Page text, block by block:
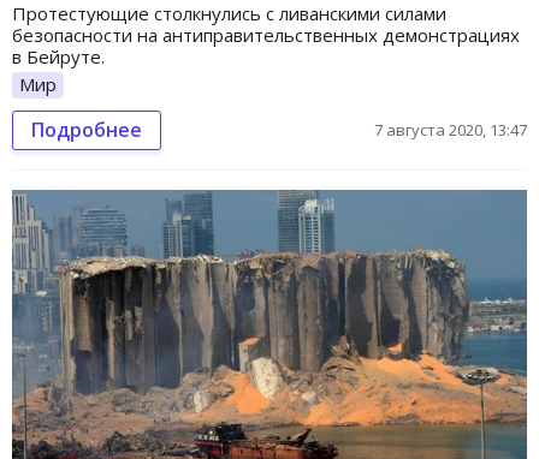
Протестующие столкнулись с ливанскими силами
безопасности на антиправительственных демонстрациях
в Бейруте.
Мир
Подробнее 7 августа 2020, 13:47